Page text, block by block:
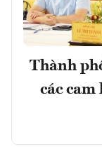
Thành
các